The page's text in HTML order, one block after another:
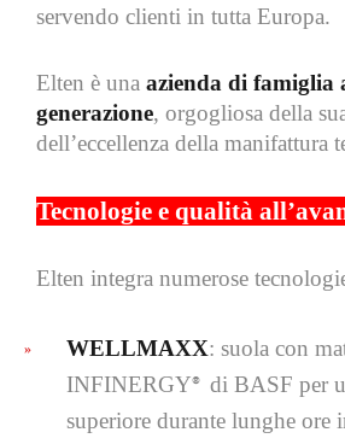
servendo clienti in tutta Europa.
Elten è una azienda di famiglia
generazione, orgogliosa della
dell’eccellenza della manifattura
Tecnologie e qualità
Elten integra numerose
WELLMAXX: suola con
INFINERGY® di BASF per
superiore durante lunghe ore